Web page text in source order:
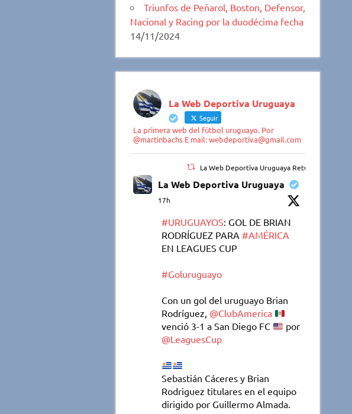
Triunfos de Peñarol, Boston, Defensor,
Nacional y Racing por la duodécima fecha
14/11/2024
La Web Deportiva Uruguaya
Seguir
La primera web del fútbol uruguayo. Por
@martinbachs E mail: webdeportiva@gmail.com
La Web Deportiva Uruguaya Retuiteado
La Web Deportiva Uruguaya
17h
#URUGUAYOS: GOL DE BRIAN
RODRÍGUEZ PARA#AMÉRICA
EN LEAGUES CUP
#Goluruguayo
Con un gol del uruguayo Brian
Rodríguez, @ClubAmerica
venció 3-1 a San Diego FC
por
@LeaguesCup
Sebastián Cáceres y Brian
Rodriguez titulares en el equipo
dirigido por Guillermo Almada.